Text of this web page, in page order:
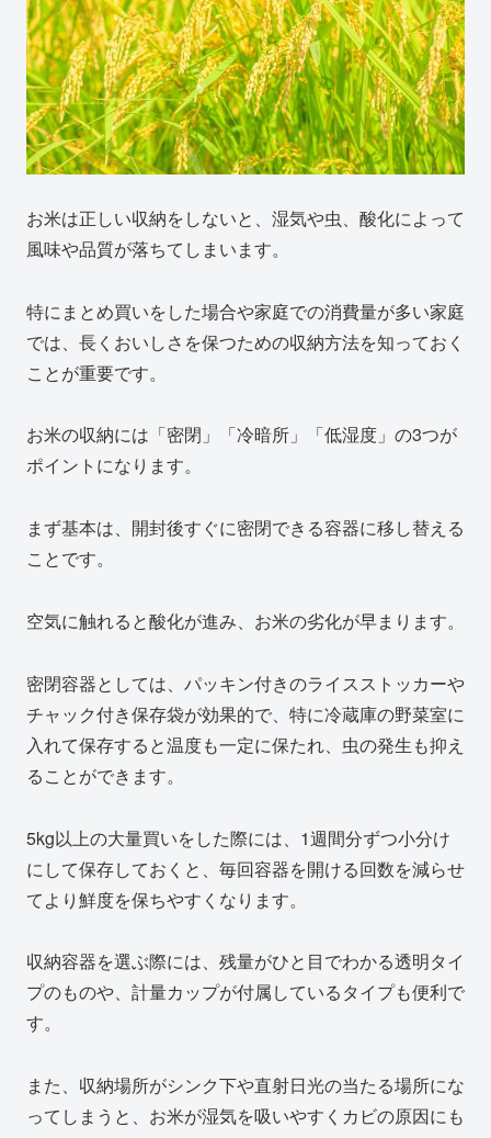
お米は正しい収納をしないと、湿気や虫、酸化によって
風味や品質が落ちてしまいます。
特にまとめ買いをした場合や家庭での消費量が多い家庭
では、長くおいしさを保つための収納方法を知っておく
ことが重要です。
お米の収納には「密閉」「冷暗所」「低湿度」の3つが
ポイントになります。
まず基本は、開封後すぐに密閉できる容器に移し替える
ことです。
空気に触れると酸化が進み、お米の劣化が早まります。
密閉容器としては、パッキン付きのライスストッカーや
チャック付き保存袋が効果的で、特に冷蔵庫の野菜室に
入れて保存すると温度も一定に保たれ、虫の発生も抑え
ることができます。
5kg以上の大量買いをした際には、1週間分ずつ小分け
にして保存しておくと、毎回容器を開ける回数を減らせ
てより鮮度を保ちやすくなります。
収納容器を選ぶ際には、残量がひと目でわかる透明タイ
プのものや、計量カップが付属しているタイプも便利で
す。
また、収納場所がシンク下や直射日光の当たる場所にな
ってしまうと、お米が湿気を吸いやすくカビの原因にも